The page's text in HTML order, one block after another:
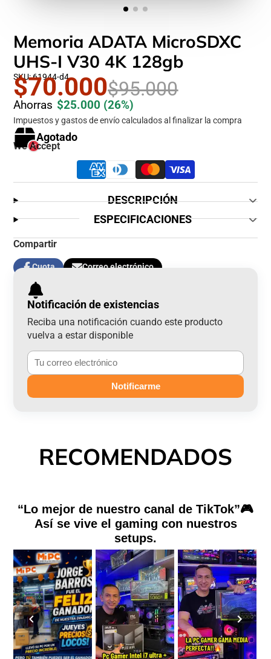
Memoria ADATA MicroSDXC
UHS-I V30 4K 128gb
SKU: 61944-d4
$70.000$95.000
Ahorras $25.000 (26%)
Impuestos y gastos de envío calculados al finalizar la compra
Agotado
We Accept
DESCRIPCIÓN
ESPECIFICACIONES
Compartir
Cuota
Compartir
en
Facebook
Se
abre
en
una
nueva
ventana.
Correo electrónico
electrónico
Notificación de existencias
Reciba una notificación cuando este producto
vuelva a estar disponible
Notificarme
RECOMENDADOS
“Lo mejor de nuestro canal de TikTok”🎮
Así se vive el gaming con nuestros
setups.